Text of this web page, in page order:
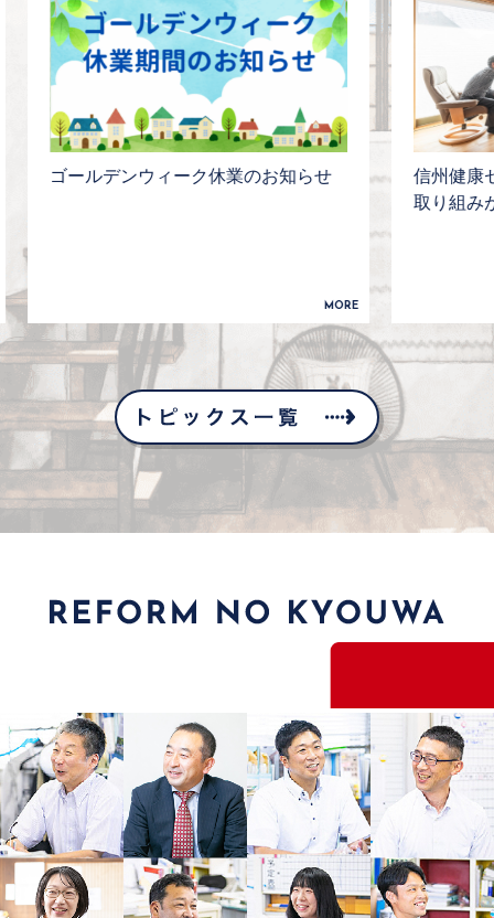
ゴールデンウィーク休業のお知らせ
MORE
信州健康
取り組み